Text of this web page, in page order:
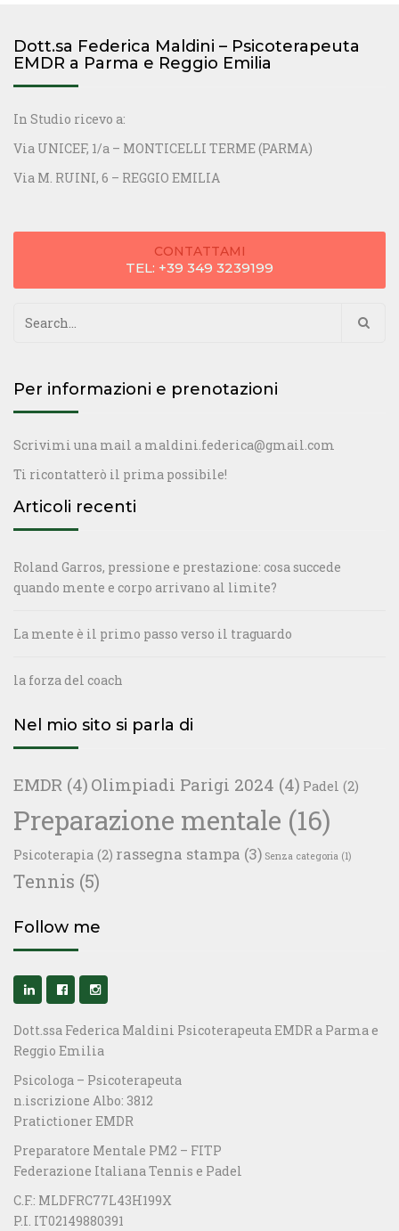
Dott.sa Federica Maldini – Psicoterapeuta
EMDR a Parma e Reggio Emilia
In Studio ricevo a:
Via UNICEF, 1/a – MONTICELLI TERME (PARMA)
Via M. RUINI, 6 – REGGIO EMILIA
CONTATTAMI
TEL: +39 349 3239199
per:
Per informazioni e prenotazioni
Scrivimi una mail a maldini.federica@gmail.com
Ti ricontatterò il prima possibile!
Articoli recenti
Roland Garros, pressione e prestazione: cosa succede
quando mente e corpo arrivano al limite?
La mente è il primo passo verso il traguardo
la forza del coach
Nel mio sito si parla di
EMDR (4) Olimpiadi Parigi 2024 (4) Padel (2)
Preparazione mentale (16)
Psicoterapia (2) rassegna stampa (3) Senza categoria (1)
Tennis (5)
Follow me
Dott.ssa Federica Maldini Psicoterapeuta EMDR a Parma e
Reggio Emilia
Psicologa – Psicoterapeuta
n.iscrizione Albo: 3812
Pratictioner EMDR
Preparatore Mentale PM2 – FITP
Federazione Italiana Tennis e Padel
C.F.: MLDFRC77L43H199X
P.I. IT02149880391